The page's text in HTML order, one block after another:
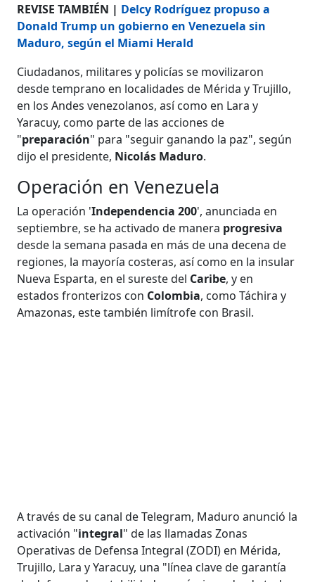
REVISE TAMBIÉN | Delcy Rodríguez propuso a
Donald Trump un gobierno en Venezuela sin
Maduro, según el Miami Herald
Ciudadanos, militares y policías se movilizaron
desde temprano en localidades de Mérida y Trujillo,
en los Andes venezolanos, así como en Lara y
Yaracuy, como parte de las acciones de
"preparación" para "seguir ganando la paz", según
dijo el presidente, Nicolás Maduro.
Operación en Venezuela
La operación 'Independencia 200', anunciada en
septiembre, se ha activado de manera progresiva
desde la semana pasada en más de una decena de
regiones, la mayoría costeras, así como en la insular
Nueva Esparta, en el sureste del Caribe, y en
estados fronterizos con Colombia, como Táchira y
Amazonas, este también limítrofe con Brasil.
A través de su canal de Telegram, Maduro anunció la
activación "integral" de las llamadas Zonas
Operativas de Defensa Integral (ZODI) en Mérida,
Trujillo, Lara y Yaracuy, una "línea clave de garantía